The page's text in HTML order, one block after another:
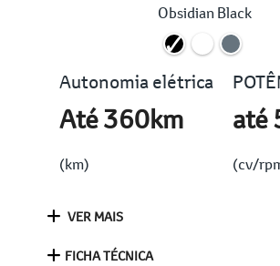
Obsidian Black
Autonomia elétrica
Até 360km
(km)
até
(cv/
VER MAIS
FICHA TÉCNICA